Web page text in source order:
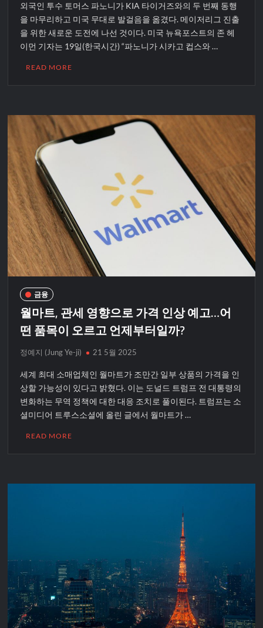
외국인 투수 토머스 파노니가 KIA 타이거즈와의 두 번째 동행
을 마무리하고 미국 무대로 발걸음을 옮겼다. 메이저리그 진출
을 위한 새로운 도전에 나선 것이다. 미국 뉴욕포스트의 존 헤
이먼 기자는 19일(한국시간) “파노니가 시카고 컵스와 …
READ MORE
금융
월마트, 관세 영향으로 가격 인상 예고…어
떤 품목이 오르고 언제부터일까?
정예지 (Jung Ye-ji) 21 5월 2025
세계 최대 소매업체인 월마트가 조만간 일부 상품의 가격을 인
상할 가능성이 있다고 밝혔다. 이는 도널드 트럼프 전 대통령의
변화하는 무역 정책에 대한 대응 조치로 풀이된다. 트럼프는 소
셜미디어 트루스소셜에 올린 글에서 월마트가 …
READ MORE